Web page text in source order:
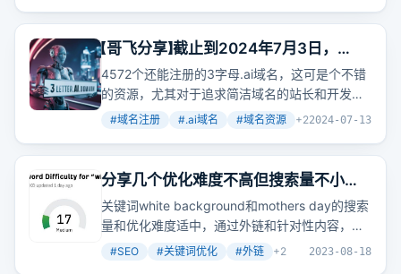
主题时，品牌会出现在显著位置。
【哥飞分享】截止到2024年7月3日，
4572个还可以注册的3字母.ai域名列表
大全
4572个还能注册的3字母.ai域名，这可是个不错
的资源，尤其对于追求简洁域名的站长和开发者
来说。
#域名注册 #.ai域名 #域名资源 +22024-07-13
分享几个优化难度不高但搜索量不小的
关键词
关键词white background和mothers day的搜索
量和优化难度适中，通过外链和针对性内容，可
提升网站排名。
#SEO #关键词优化 #外链 +2 2023-08-18